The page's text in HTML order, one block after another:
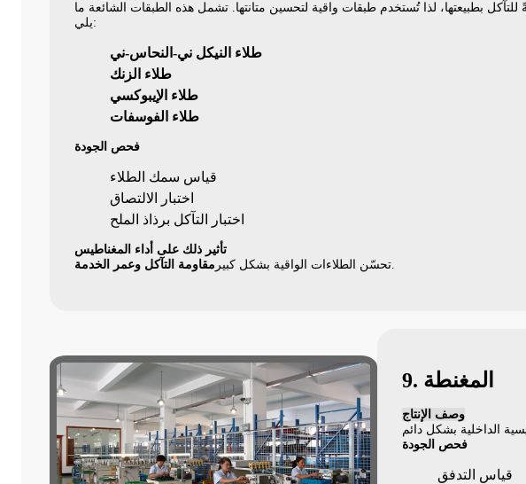
بطبيعتها، لذا تُستخدم طبقات واقية لتحسين متانتها. تشمل هذه الطبقات الشائعة ما
يلي:
طلاء النيكل ني-النحاس-ني
طلاء الزنك
طلاء الإيبوكسي
طلاء الفوسفات
فحص الجودة
قياس سمك الطلاء
اختبار الالتصاق
اختبار التآكل برذاذ الملح
تأثير ذلك على أداء المغناطيس
تحسّن الطلاءات الواقية بشكل كبير مقاومة التآكل وعمر الخدمة .
9. المغنطة
وصف الإنتاج
فحص الجودة
قياس التدفق